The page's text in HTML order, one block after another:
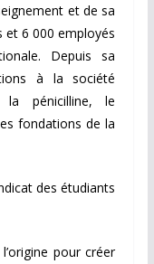
et de sa
et 6 000 employés
Depuis sa
à la société
la pénicilline, le
fondations de la
des étudiants
pour créer